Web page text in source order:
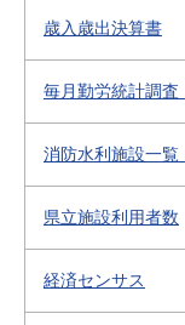
歳入歳出決算書
毎月勤労統計調査
消防水利施設一覧
県立施設利用者数
経済センサス